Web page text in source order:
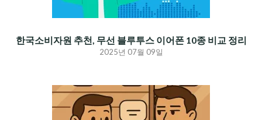
한국소비자원 추천, 무선 블루투스 이어폰 10종 비교 정리
2025년 07월 09일